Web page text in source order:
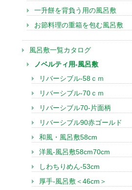
一升餅を背負う用の風呂敷
お節料理の重箱を包む風呂敷
風呂敷一覧カタログ
ノベルティ用-風呂敷
リバーシブル-58ｃｍ
リバーシブル-70ｃｍ
リバーシブル70-片面柄
リバーシブル90赤ゴールド
和風・風呂敷58cm
洋風-風呂敷58cm70cm
しわちりめん-53cm
厚手-風呂敷＜46cm＞